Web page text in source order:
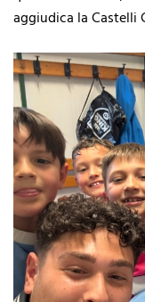
aggiudica la Castelli